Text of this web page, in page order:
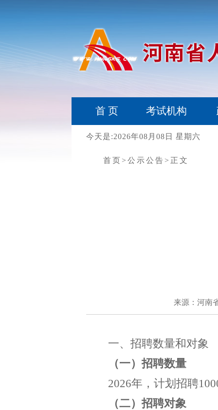
首 页 考试机构
今天是:2026年08月08日 星期六
首页 >公示公告 >正文
来源：河南
一、招聘数量和对象
（一） 招聘数量
2026年，计划招聘
（二）招聘对象